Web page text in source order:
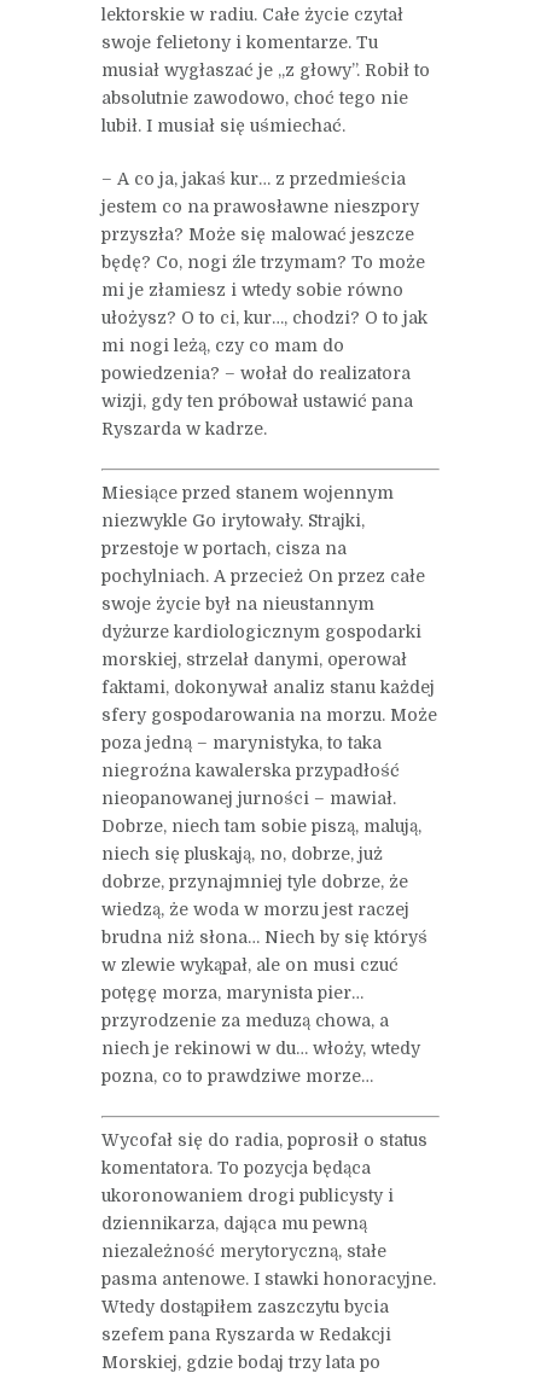
lektorskie w radiu. Całe życie czytał
swoje felietony i komentarze. Tu
musiał wygłaszać je „z głowy”. Robił to
absolutnie zawodowo, choć tego nie
lubił. I musiał się uśmiechać.
– A co ja, jakaś kur… z przedmieścia
jestem co na prawosławne nieszpory
przyszła? Może się malować jeszcze
będę? Co, nogi źle trzymam? To może
mi je złamiesz i wtedy sobie równo
ułożysz? O to ci, kur…, chodzi? O to jak
mi nogi leżą, czy co mam do
powiedzenia? – wołał do realizatora
wizji, gdy ten próbował ustawić pana
Ryszarda w kadrze.
Miesiące przed stanem wojennym
niezwykle Go irytowały. Strajki,
przestoje w portach, cisza na
pochylniach. A przecież On przez całe
swoje życie był na nieustannym
dyżurze kardiologicznym gospodarki
morskiej, strzelał danymi, operował
faktami, dokonywał analiz stanu każdej
sfery gospodarowania na morzu. Może
poza jedną – marynistyka, to taka
niegroźna kawalerska przypadłość
nieopanowanej jurności – mawiał.
Dobrze, niech tam sobie piszą, malują,
niech się pluskają, no, dobrze, już
dobrze, przynajmniej tyle dobrze, że
wiedzą, że woda w morzu jest raczej
brudna niż słona… Niech by się któryś
w zlewie wykąpał, ale on musi czuć
potęgę morza, marynista pier…
przyrodzenie za meduzą chowa, a
niech je rekinowi w du… włoży, wtedy
pozna, co to prawdziwe morze…
Wycofał się do radia, poprosił o status
komentatora. To pozycja będąca
ukoronowaniem drogi publicysty i
dziennikarza, dająca mu pewną
niezależność merytoryczną, stałe
pasma antenowe. I stawki honoracyjne.
Wtedy dostąpiłem zaszczytu bycia
szefem pana Ryszarda w Redakcji
Morskiej, gdzie bodaj trzy lata po